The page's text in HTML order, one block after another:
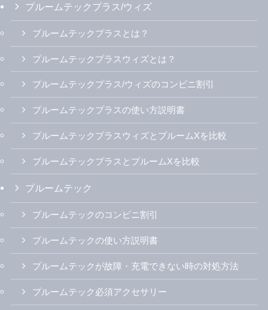
プルームテックプラス/ウィズ
プルームテックプラスとは？
プルームテックプラスウィズとは？
プルームテックプラス/ウィズのコンビニ割引
プルームテックプラスの使い方説明書
プルームテックプラスウィズとプルームXを比較
プルームテックプラスとプルームXを比較
プルームテック
プルームテックのコンビニ割引
プルームテックの使い方説明書
プルームテックが故障・充電できない時の対処方法
プルームテック必須アクセサリー